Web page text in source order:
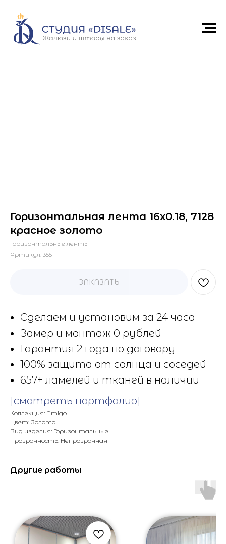
Горизонтальная лента 16x0.18, 7128
красное золото
Горизонтальные ленты
Артикул: 355
ЗАКАЗАТЬ
Сделаем и установим за 24 часа
Замер и монтаж 0 рублей
Гарантия 2 года по договору
100% защита от солнца и соседей
657+ ламелей и тканей в наличии
[смотреть портфолио]
Коллекция: Amigo
Цвет: Золото
Вид изделия: Горизонтальные
Прозрачность: Непрозрачная
Другие работы